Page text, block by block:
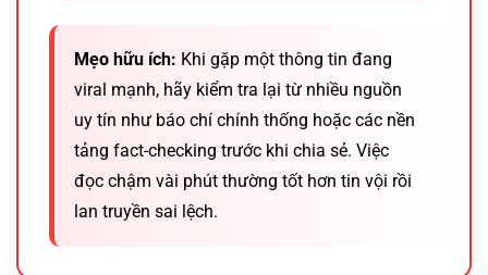
Thanh tiêu đề hot news minh họa việc lựa chọn nguồn tin
uy tín
Ưu tiên nơi có cách trình bày rõ ràng
Một chuyên mụctin nóng trong ngày
khiến người đọc phải đoán xem chuyện gì đang xảy ra.
Mẹo hữu ích: Khi gặp một thông tin đang
viral mạnh, hãy kiểm tra lại từ nhiều nguồn
uy tín như báo chí chính thống hoặc các nền
tảng fact-checking trước khi chia sẻ. Việc
đọc chậm vài phút thường tốt hơn tin vội rồi
lan truyền sai lệch.